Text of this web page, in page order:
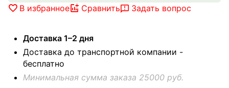
В избранное
Сравнить Задать вопрос
Доставка 1–2 дня
Доставка до транспортной компании -
бесплатно
Минимальная сумма заказа 25000 руб.